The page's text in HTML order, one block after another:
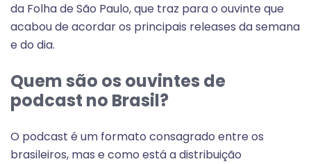
da Folha de São Paulo, que traz para o ouvinte que
acabou de acordar os principais releases da semana
e do dia.
Quem são os ouvintes de
podcast no Brasil?
O podcast é um formato consagrado entre os
brasileiros, mas e como está a distribuição